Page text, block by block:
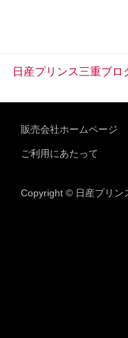
日産プリンス三重ブロ
販売会社ホームページ
ご利用にあたって
Copyright © 日産プリン